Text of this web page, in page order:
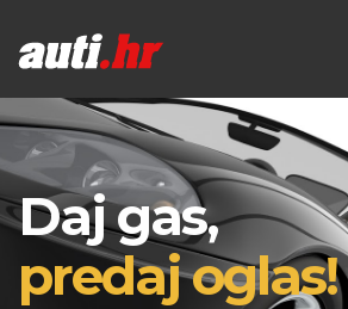
Daj gas,
predaj oglas!